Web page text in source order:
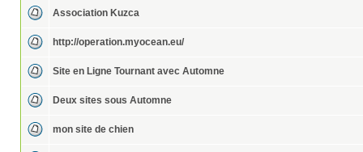
Association Kuzca
http://operation.myocean.eu/
Site en Ligne Tournant avec Automne
Deux sites sous Automne
mon site de chien